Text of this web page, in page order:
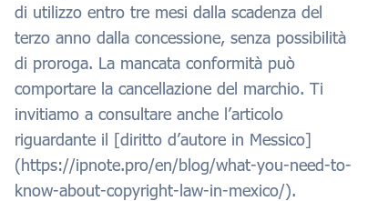
di utilizzo entro tre mesi dalla scadenza del
terzo anno dalla concessione, senza possibilità
di proroga. La mancata conformità può
comportare la cancellazione del marchio. Ti
invitiamo a consultare anche l’articolo
riguardante il [diritto d’autore in Messico]
(https://ipnote.pro/en/blog/what-you-need-to-
know-about-copyright-law-in-mexico/).